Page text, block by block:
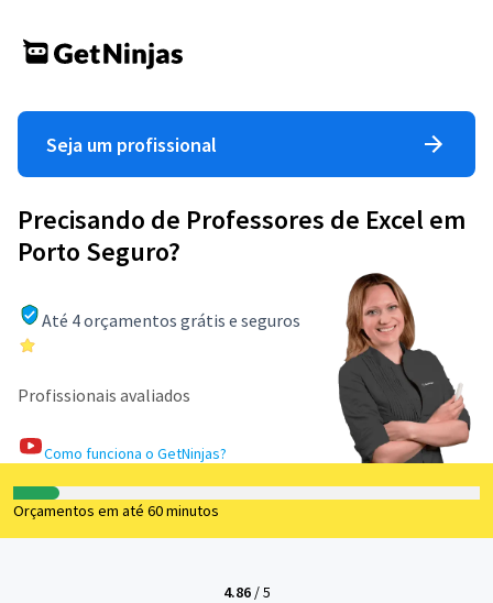
Seja um profissional
Precisando de Professores de Excel em
Porto Seguro?
Até 4 orçamentos grátis e seguros
Profissionais avaliados
Como funciona o GetNinjas?
Orçamentos em até 60 minutos
4.86/5